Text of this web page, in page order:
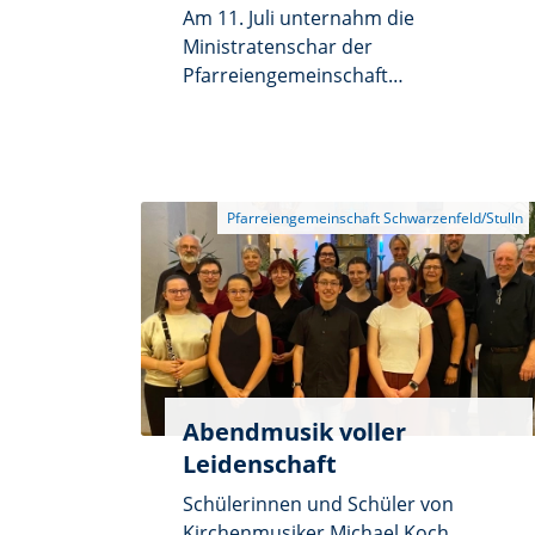
Am 11. Juli unternahm die
Ministratenschar der
Pfarreiengemeinschaft
zeichnete sich ab, dass die Minis
nicht nur im Altarraum eine gute
Figur machen. In Etterzhausen
angekommen konnten sich die
Kanuten mit einer Brotzeit stärken.
Nach einer Abkühlung im Flussbad
Etterzhausen traten die Minis und
ihre Begleiter dann die Heimreise
an. Alle waren sich einig: Der Ausflug
war eine gelungene Sache.
Pfarreiengemeinschaft Schwarzenfeld/Stulln
Abendmusik voller
Leidenschaft
Schülerinnen und Schüler von